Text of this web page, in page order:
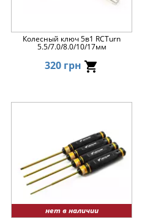
Колесный ключ 5в1 RCTurn
5.5/7.0/8.0/10/17мм
320 грн
нет в наличии